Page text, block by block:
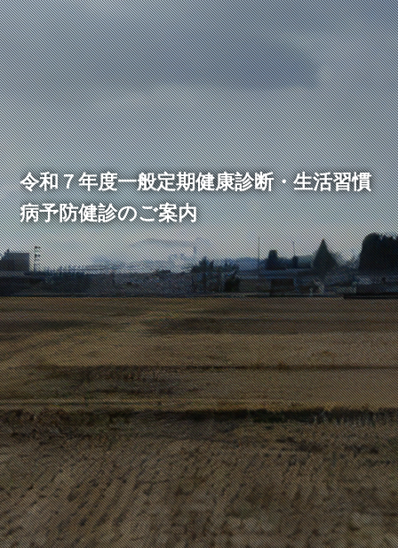
令和７年度一般定期健康診断・生活習慣
病予防健診のご案内